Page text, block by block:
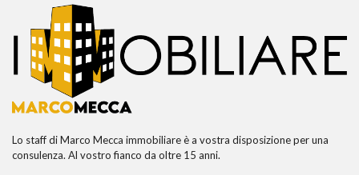
Lo staff di Marco Mecca immobiliare è a vostra disposizione per una
consulenza. Al vostro fianco da oltre 15 anni.